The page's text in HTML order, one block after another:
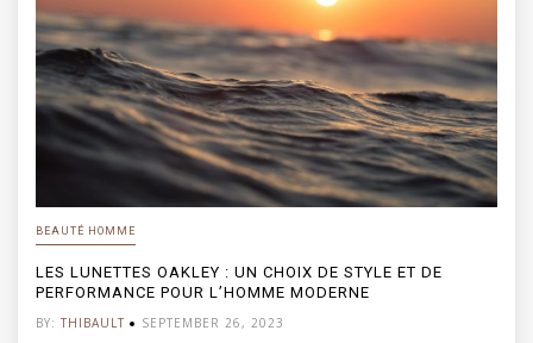
BEAUTÉ HOMME
LES LUNETTES OAKLEY : UN CHOIX DE STYLE ET DE
PERFORMANCE POUR L’HOMME MODERNE
BY: THIBAULT SEPTEMBER 26, 2023